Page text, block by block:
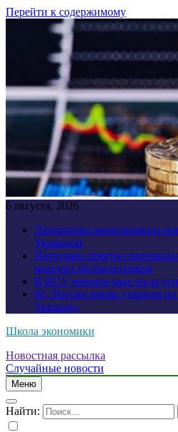
Перейти к содержимому
6 августа, 2026
Лантратова анонсировала
Украиной
Патрушев отметил
морских беспилотников
В ВСУ начался хаос из-за
ВС России вновь ударили
Украины
Школа экономики
Новостная рассылка
Случайные новости
Меню
Найти: